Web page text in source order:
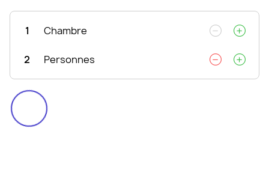
1 Chambre
2 Personnes